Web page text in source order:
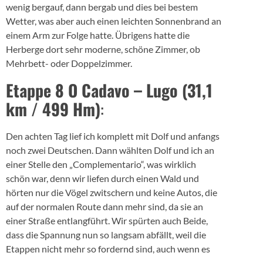
wenig bergauf, dann bergab und dies bei bestem
Wetter, was aber auch einen leichten Sonnenbrand an
einem Arm zur Folge hatte. Übrigens hatte die
Herberge dort sehr moderne, schöne Zimmer, ob
Mehrbett- oder Doppelzimmer.
Etappe 8 O Cadavo – Lugo (31,1
km / 499 Hm):
Den achten Tag lief ich komplett mit Dolf und anfangs
noch zwei Deutschen. Dann wählten Dolf und ich an
einer Stelle den „Complementario“, was wirklich
schön war, denn wir liefen durch einen Wald und
hörten nur die Vögel zwitschern und keine Autos, die
auf der normalen Route dann mehr sind, da sie an
einer Straße entlangführt. Wir spürten auch Beide,
dass die Spannung nun so langsam abfällt, weil die
Etappen nicht mehr so fordernd sind, auch wenn es